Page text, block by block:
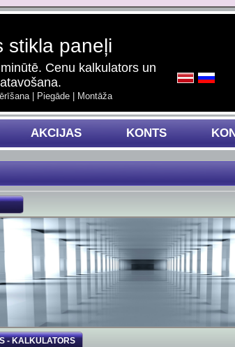
stikla paneļi
Cenu kalkulators un
| Piegāde | Montāža
AKCIJAS KONTS
- KALKULATORS